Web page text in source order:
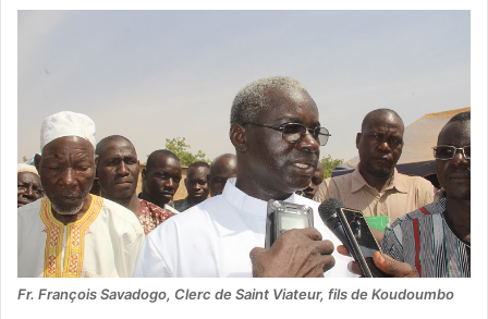
Fr. François Savadogo, Clerc de Saint Viateur, fils de Koudoumbo